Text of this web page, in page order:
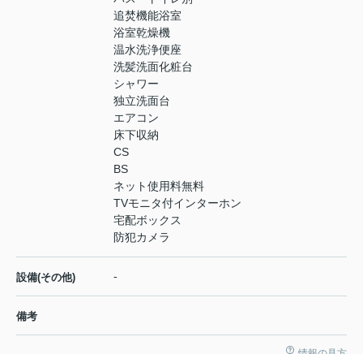
追焚機能浴室
浴室乾燥機
温水洗浄便座
洗髪洗面化粧台
シャワー
独立洗面台
エアコン
床下収納
CS
BS
ネット使用料無料
TVモニタ付インターホン
宅配ボックス
防犯カメラ
設備(その他) -
備考